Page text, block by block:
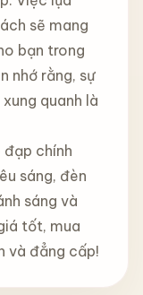
sẽ mang
bạn trong
nhớ rằng, sự
quanh là
chính
sáng, đèn
sáng và
tốt, mua
và đẳng cấp!